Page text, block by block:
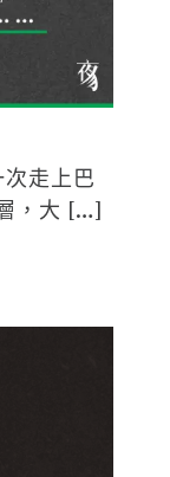
走上巴
，大 […]